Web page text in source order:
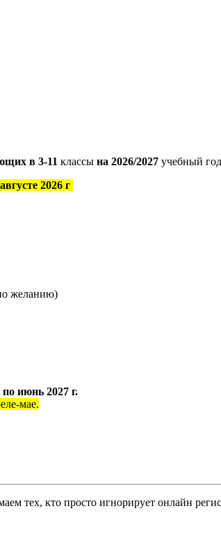
в 3-11 классы на 2026/2027учебный
2026 г
желанию)
по июнь 2027 г.
мае.
тех, кто просто игнорирует онлайн